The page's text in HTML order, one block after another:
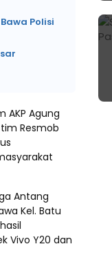
Polisi
AKP Agung
Resmob
Antang
Kel. Batu
Vivo Y20 dan